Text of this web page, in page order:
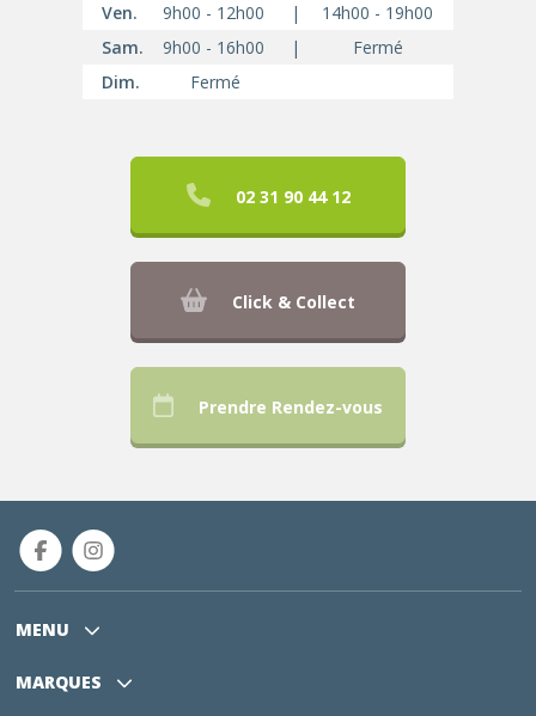
Ven.
9h00 - 12h00 |
14h00 - 19h00
Sam.
9h00 - 16h00 |
Fermé
Dim.
Fermé
02 31 90 44 12
Click & Collect
Prendre Rendez-vous
MENU
MARQUES